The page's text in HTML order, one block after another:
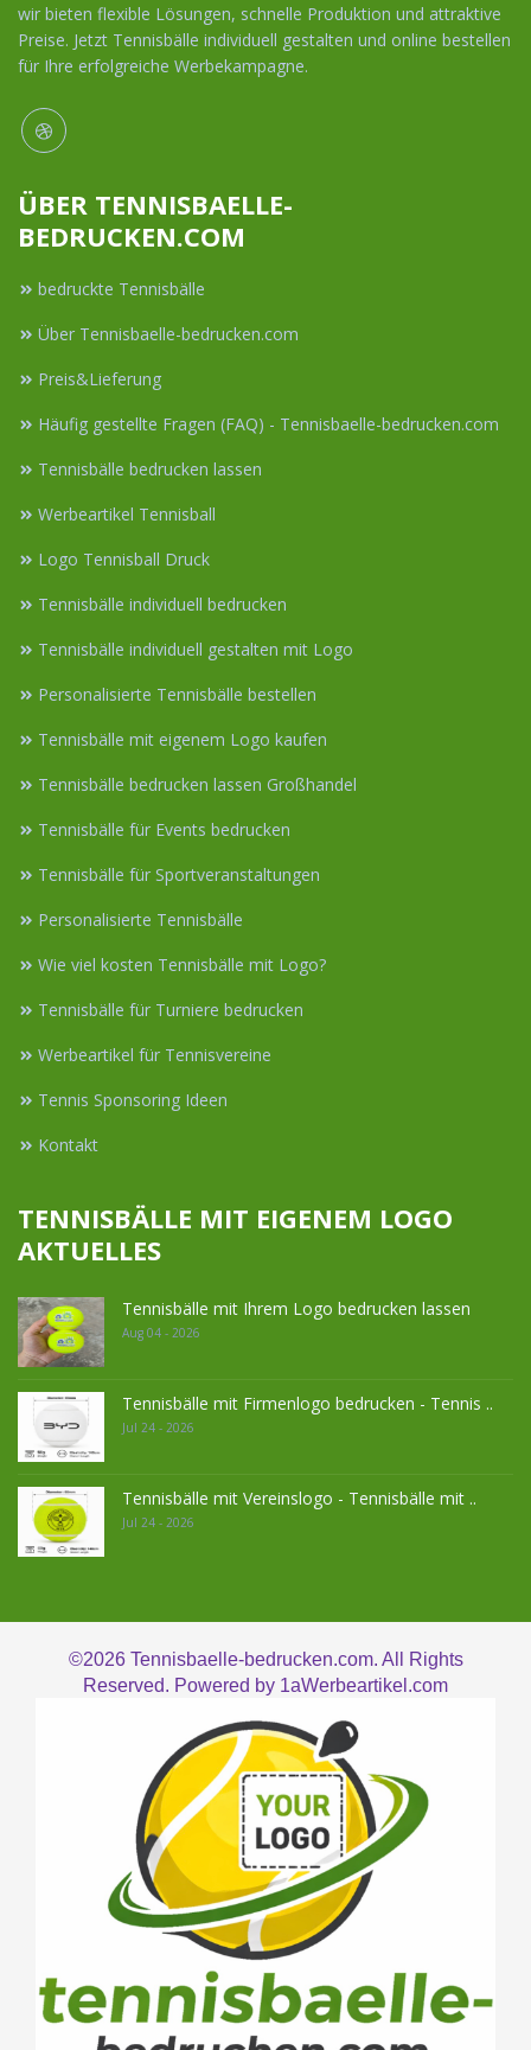
wir bieten flexible Lösungen, schnelle Produktion und attraktive
Preise. Jetzt Tennisbälle individuell gestalten und online bestellen
für Ihre erfolgreiche Werbekampagne.
ÜBER TENNISBAELLE-
BEDRUCKEN.COM
bedruckte Tennisbälle
Über Tennisbaelle-bedrucken.com
Preis&Lieferung
Häufig gestellte Fragen (FAQ) - Tennisbaelle-bedrucken.com
Tennisbälle bedrucken lassen
Werbeartikel Tennisball
Logo Tennisball Druck
Tennisbälle individuell bedrucken
Tennisbälle individuell gestalten mit Logo
Personalisierte Tennisbälle bestellen
Tennisbälle mit eigenem Logo kaufen
Tennisbälle bedrucken lassen Großhandel
Tennisbälle für Events bedrucken
Tennisbälle für Sportveranstaltungen
Personalisierte Tennisbälle
Wie viel kosten Tennisbälle mit Logo?
Tennisbälle für Turniere bedrucken
Werbeartikel für Tennisvereine
Tennis Sponsoring Ideen
Kontakt
TENNISBÄLLE MIT EIGENEM LOGO
AKTUELLES
Tennisbälle mit Ihrem Logo bedrucken lassen
Aug 04 - 2026
Tennisbälle mit Firmenlogo bedrucken - Tennis ..
Jul 24 - 2026
Tennisbälle mit Vereinslogo - Tennisbälle mit ..
Jul 24 - 2026
©2026 Tennisbaelle-bedrucken.com. All Rights
Reserved. Powered by 1aWerbeartikel.com